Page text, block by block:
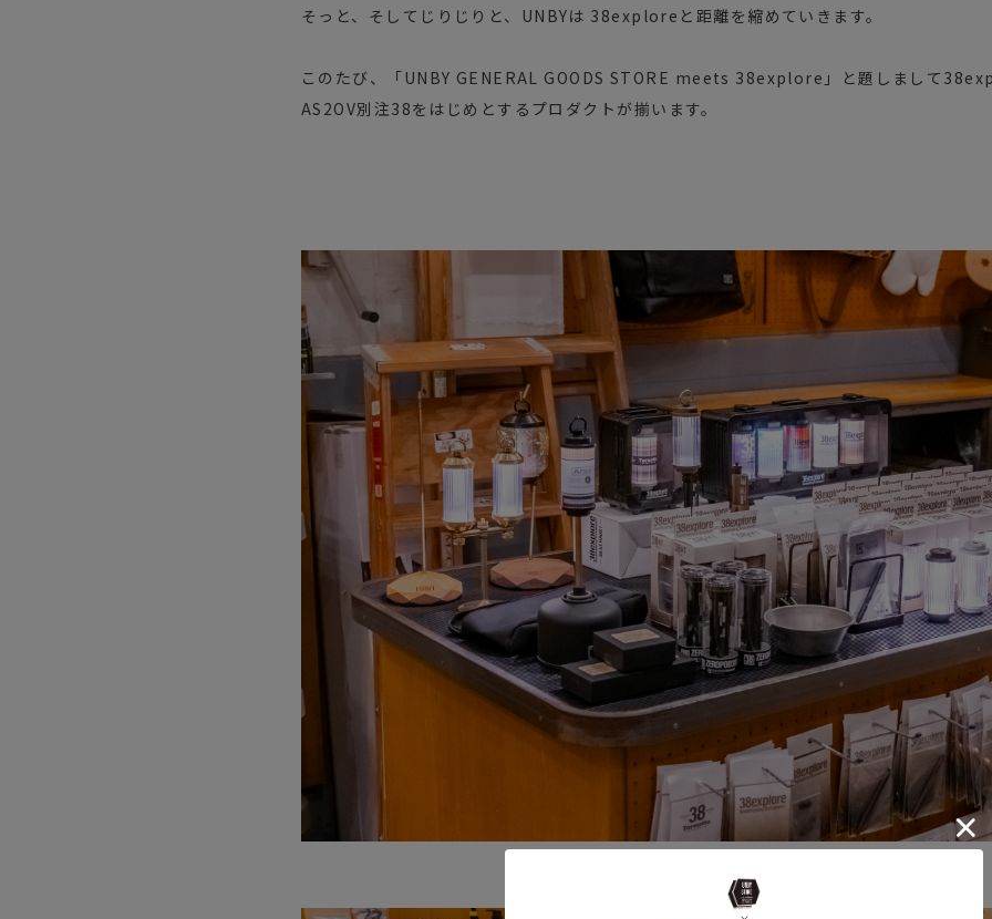
そっと、そしてじりじりと、UNBYは 38exploreと距離を縮めていきます。
このたび、「UNBY GENERAL GOODS STORE meets 38explore」と題しまして
AS2OV別注38をはじめとするプロダクトが揃います。